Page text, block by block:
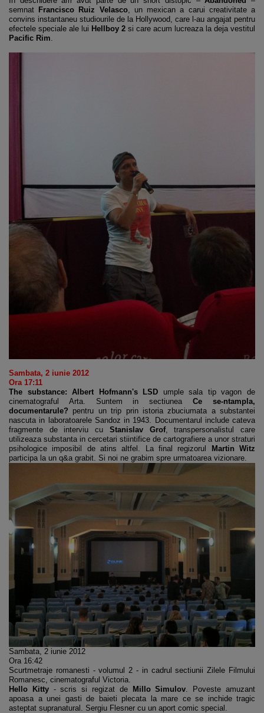
semnat Francisco Ruiz Velasco, un mexican a carui creativitate a
convins instantaneu studiourile de la Hollywood, care l-au angajat pentru
efectele speciale ale lui Hellboy 2 si care acum lucreaza la deja vestitul
Pacific Rim
Sambata, 2 iunie 2012
Ora 17:11
The substance: Albert Hofmann's LSD umple sala tip vagon de
cinematograful Arta. Suntem in sectiuneaCe se-ntampla,
documentarule? pentru un trip prin istoria zbuciumata a substantei
nascuta in laboratoarele Sandoz in 1943. Documentarul include cateva
fragmente de interviu cu Stanislav Grof, transpersonalistul care
utilizeaza substanta in cercetari stiintifice de cartografiere a unor straturi
psihologice imposibil de atins altfel. La final regizorul Martin Witz
participa la un q&a grabit. Si noi ne grabim spre urmatoarea vizionare.
Sambata, 2 iunie 2012
Ora 16:42
Scurtmetraje romanesti - volumul 2 - in cadrul sectiunii Zilele Filmului
Romanesc, cinematograful Victoria.
Hello Kitty- scris si regizat de Millo Simulov . Poveste amuzant
apoasa a unei gasti de baieti plecata la mare ce se inchide tragic
asteptat supranatural. Sergiu Flesner cu un aport comic special.